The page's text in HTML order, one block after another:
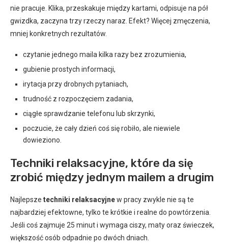
nie pracuje. Klika, przeskakuje między kartami, odpisuje na pół
gwizdka, zaczyna trzy rzeczy naraz. Efekt? Więcej zmęczenia,
mniej konkretnych rezultatów.
czytanie jednego maila kilka razy bez zrozumienia,
gubienie prostych informacji,
irytacja przy drobnych pytaniach,
trudność z rozpoczęciem zadania,
ciągłe sprawdzanie telefonu lub skrzynki,
poczucie, że cały dzień coś się robiło, ale niewiele
dowieziono.
Techniki relaksacyjne, które da się
zrobić między jednym mailem a drugim
Najlepsze techniki relaksacyjnew pracy zwykle nie są te
najbardziej efektowne, tylko te krótkie i realne do powtórzenia.
Jeśli coś zajmuje 25 minut i wymaga ciszy, maty oraz świeczek,
większość osób odpadnie po dwóch dniach.